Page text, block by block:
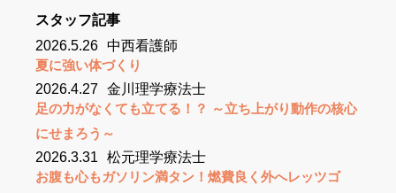
💚
仕事の時とは違う顔が見れる貴重な機会！こんな時間
も大切にしたいと、改めて感じました✨
本日もよろしくお願いいたします🙇
pic.twitter.com/fMGoq2z60H
— 訪問看護ステーションはーと＆はあと
(@houkanHandH)August 21, 2025
スタッフ記事
2026.5.26 中西看護師
夏に強い体づくり
2026.4.27 金川理学療法士
足の力がなくても立てる！？ ～立ち上がり動作の核心
にせまろう～
2026.3.31
松元理学療法士
お腹も心もガソリン満タン！燃費良く外へレッツゴ